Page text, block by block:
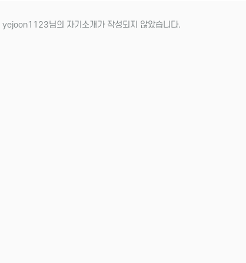
yejoon1123님의 자기소개가 작성되지 않았습니다.